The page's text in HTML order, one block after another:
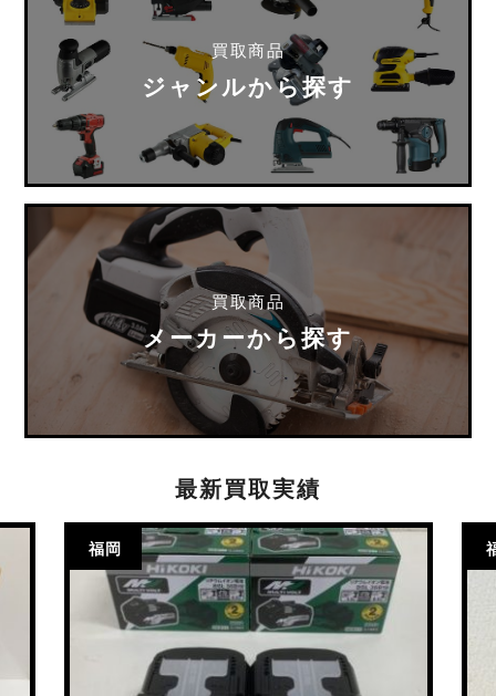
買取商品
ジャンルから探す
買取商品
メーカーから探す
最新買取実績
福岡